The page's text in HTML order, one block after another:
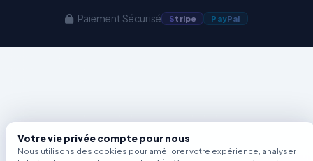
Paiement Sécurisé Stripe PayPal
Votre vie privée compte pour nous
Nous utilisons des cookies pour améliorer votre expérience, analyser